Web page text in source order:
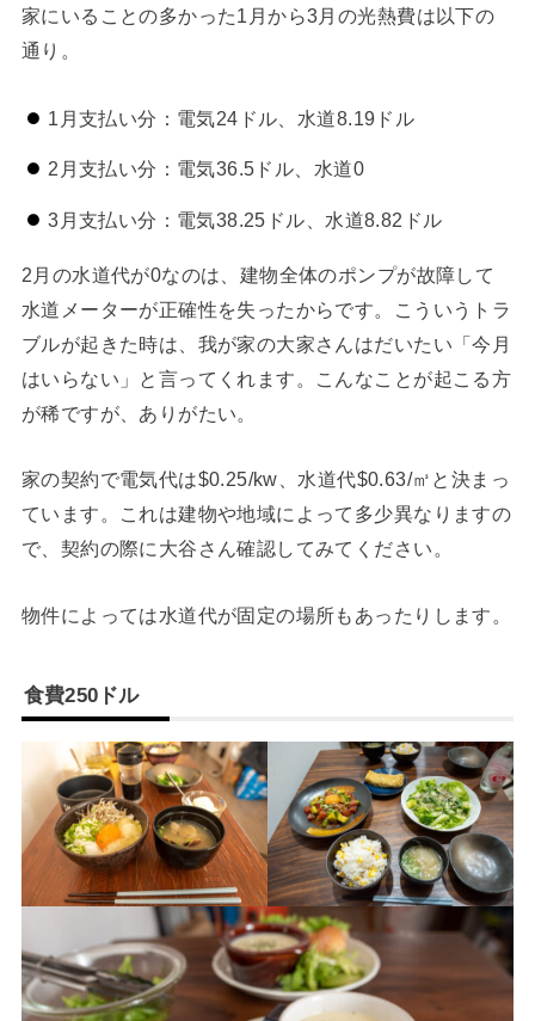
家にいることの多かった1月から3月の光熱費は以下の
通り。
1月支払い分：電気24ドル、水道8.19ドル
2月支払い分：電気36.5ドル、水道0
3月支払い分：電気38.25ドル、水道8.82ドル
2月の水道代が0なのは、建物全体のポンプが故障して
水道メーターが正確性を失ったからです。こういうトラ
ブルが起きた時は、我が家の大家さんはだいたい「今月
はいらない」と言ってくれます。こんなことが起こる方
が稀ですが、ありがたい。
家の契約で電気代は$0.25/kw、水道代$0.63/㎥と決まっ
ています。これは建物や地域によって多少異なりますの
で、契約の際に大谷さん確認してみてください。
物件によっては水道代が固定の場所もあったりします。
食費250ドル